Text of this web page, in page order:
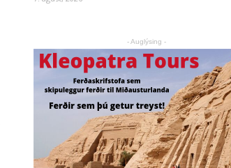
- Auglýsing -